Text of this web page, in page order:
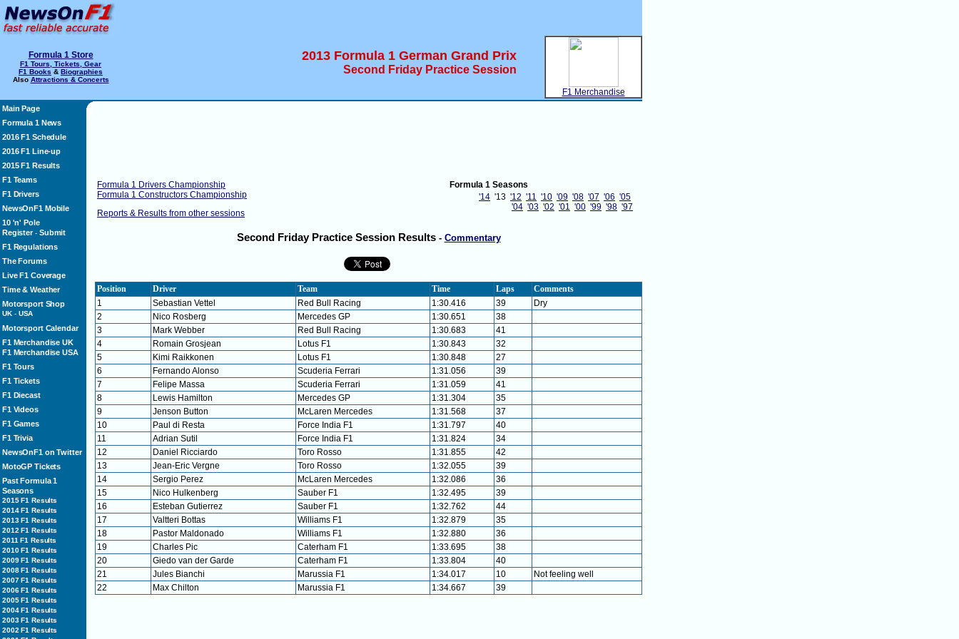
Formula 1 Store
F1 Tours, Tickets, Gear
F1 Books & Biographies
Also Attractions & Concerts
2013 Formula 1 German Grand Prix
Second Friday Practice Session
F1 Merchandise
Main Page
Formula 1 News
2016 F1 Schedule
2016 F1 Line-up
2015 F1 Results
F1 Teams
F1 Drivers
NewsOnF1 Mobile
10 'n' Pole
Register- Submit
F1 Regulations
The Forums
Live F1 Coverage
Time & Weather
Motorsport Shop
UK- USA
Motorsport Calendar
F1 Merchandise UK
F1 Merchandise USA
F1 Tours
F1 Tickets
F1 Diecast
F1 Videos
F1 Games
F1 Trivia
NewsOnF1 on Twitter
MotoGP Tickets
Past Formula 1
Seasons
2015 F1 Results
2014 F1 Results
2013 F1 Results
2012 F1 Results
2011 F1 Results
2010 F1 Results
2009 F1 Results
2008 F1 Results
2007 F1 Results
2006 F1 Results
2005 F1 Results
2004 F1 Results
2003 F1 Results
2002 F1 Results
Formula 1 Drivers Championship
Formula 1 Constructors Championship
Reports & Results from other sessions
Formula 1 Seasons
'14 '13 '12 '11 '10 '09 '08 '07 '06 '05
'04 '03 '02 '01 '00 '99 '98 '97
Second Friday Practice Session Results- Commentary
Position Driver Team Time Laps
Comments
1
Sebastian Vettel Red Bull Racing 1:30.416 39
Dry
2
Nico Rosberg Mercedes GP 1:30.651
38
3
Mark Webber Red Bull Racing 1:30.683
41
4
Romain Grosjean Lotus F1 1:30.843
32
5
Kimi Raikkonen Lotus F1 1:30.848
27
6
Fernando Alonso Scuderia Ferrari 1:31.056
39
7
Felipe Massa Scuderia Ferrari 1:31.059
41
8
Lewis Hamilton Mercedes GP 1:31.304
35
9
Jenson Button McLaren Mercedes 1:31.568
37
10
Paul di Resta Force India F1 1:31.797
40
11
Adrian Sutil Force India F1 1:31.824
34
12
Daniel Ricciardo Toro Rosso 1:31.855
42
13
Jean-Eric Vergne Toro Rosso 1:32.055
39
14
Sergio Perez McLaren Mercedes 1:32.086
36
15
Nico Hulkenberg Sauber F1 1:32.495
39
16
Esteban Gutierrez Sauber F1 1:32.762
44
17
Valtteri Bottas Williams F1 1:32.879
35
18
Pastor Maldonado Williams F1 1:32.880
36
19
Charles Pic Caterham F1 1:33.695
38
20
Giedo van der Garde Caterham F1 1:33.804
40
21
Jules Bianchi Marussia F1 1:34.017 10
Not feeling well
22
Max Chilton Marussia F1 1:34.667 39